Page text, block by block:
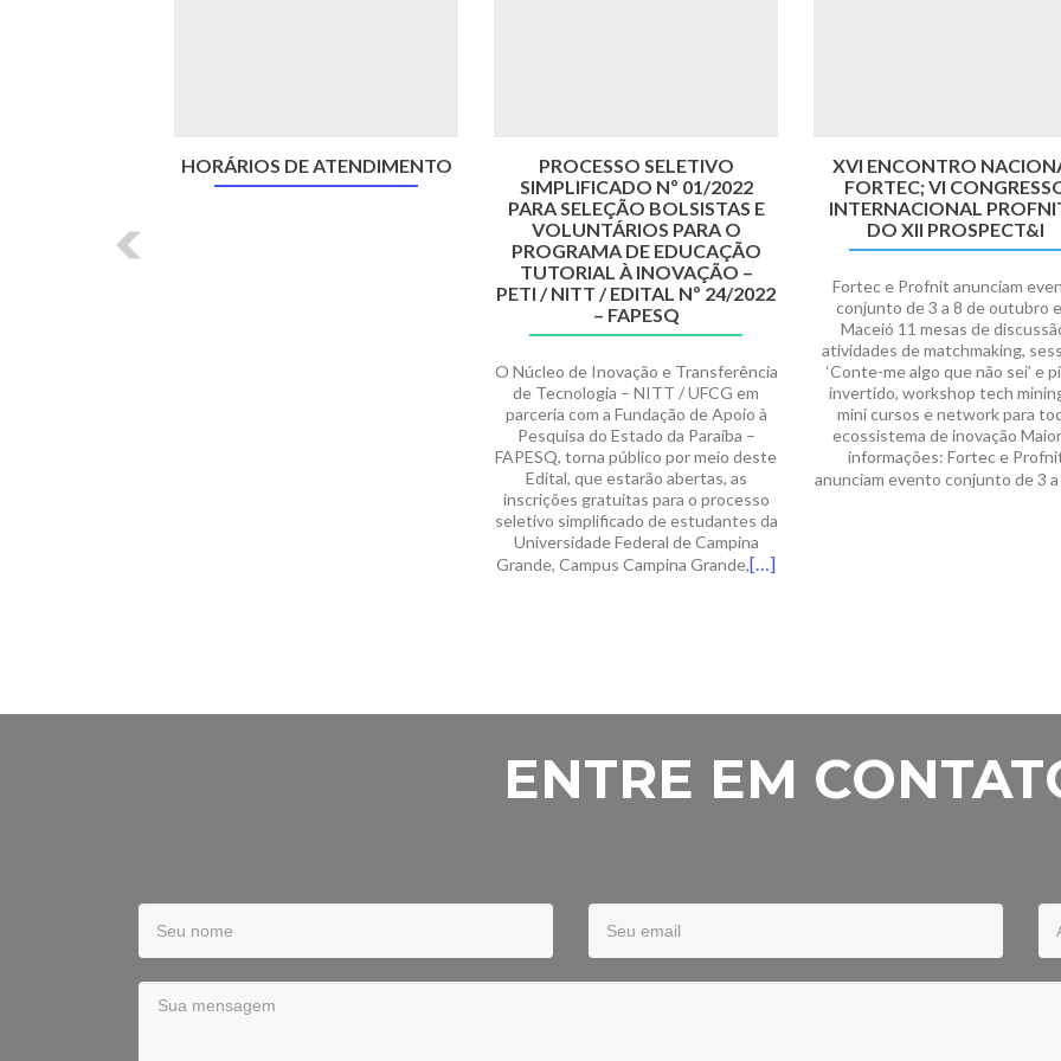
HORÁRIOS DE ATENDIMENTO
PROCESSO SELETIVO
SIMPLIFICADO Nº 01/2022
PARA SELEÇÃO BOLSISTAS E
VOLUNTÁRIOS PARA O
PROGRAMA DE EDUCAÇÃO
TUTORIAL À INOVAÇÃO –
PETI / NITT / EDITAL Nº 24/2022
– FAPESQ
O Núcleo de Inovação e Transferência
de Tecnologia – NITT / UFCG em
parceria com a Fundação de Apoio à
Pesquisa do Estado da Paraíba –
FAPESQ, torna público por meio deste
Edital, que estarão abertas, as
inscrições gratuitas para o processo
seletivo simplificado de estudantes da
Universidade Federal de Campina
Grande, Campus Campina Grande,[…]
XVI ENCONTRO
FORTEC; VI
INTERNACIONAL
DO XII PROSPECT&I
Fortec e Profnit anunciam
conjunto de 3 a 8 de outubro
Maceió 11 mesas de
atividades de matchmaking,
‘Conte-me algo que não sei’ e
invertido, workshop tech
mini cursos e network para
ecossistema de inovação
informações: Fortec e
anunciam evento conjunto de 3 a
ENTRE EM
Name
Email
Sua